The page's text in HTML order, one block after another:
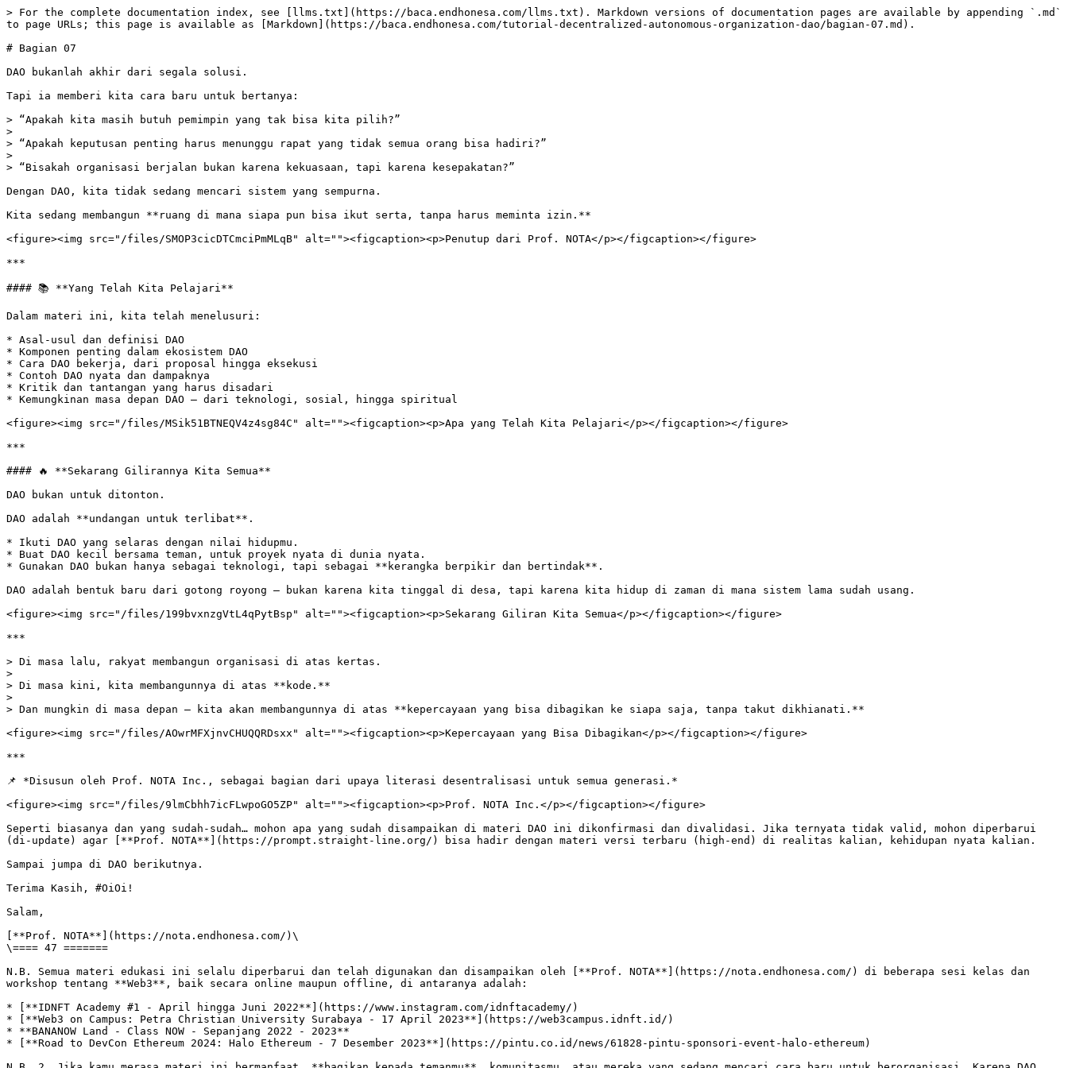
> For the complete documentation index, see [llms.txt](https://baca.endhonesa.com/llms.txt). Markdown versions of documentation pages are available by appending `.md`
to page URLs; this page is available as [Markdown](https://baca.endhonesa.com/tutorial-decentralized-autonomous-organization-dao/bagian-07.md).
# Bagian 07
DAO bukanlah akhir dari segala solusi.
Tapi ia memberi kita cara baru untuk bertanya:
> “Apakah kita masih butuh pemimpin yang tak bisa kita pilih?”
>
> “Apakah keputusan penting harus menunggu rapat yang tidak semua orang bisa hadiri?”
>
> “Bisakah organisasi berjalan bukan karena kekuasaan, tapi karena kesepakatan?”
Dengan DAO, kita tidak sedang mencari sistem yang sempurna.
Kita sedang membangun **ruang di mana siapa pun bisa ikut serta, tanpa harus meminta izin.**
<figure><img src="/files/SMOP3cicDTCmciPmMLqB" alt=""><figcaption><p>Penutup dari Prof. NOTA</p></figcaption></figure>
***
#### 📚 **Yang Telah Kita Pelajari**
Dalam materi ini, kita telah menelusuri:
* Asal-usul dan definisi DAO
* Komponen penting dalam ekosistem DAO
* Cara DAO bekerja, dari proposal hingga eksekusi
* Contoh DAO nyata dan dampaknya
* Kritik dan tantangan yang harus disadari
* Kemungkinan masa depan DAO — dari teknologi, sosial, hingga spiritual
<figure><img src="/files/MSik51BTNEQV4z4sg84C" alt=""><figcaption><p>Apa yang Telah Kita Pelajari</p></figcaption></figure>
***
#### 🔥 **Sekarang Gilirannya Kita Semua**
DAO bukan untuk ditonton.
DAO adalah **undangan untuk terlibat**.
* Ikuti DAO yang selaras dengan nilai hidupmu.
* Buat DAO kecil bersama teman, untuk proyek nyata di dunia nyata.
* Gunakan DAO bukan hanya sebagai teknologi, tapi sebagai **kerangka berpikir dan bertindak**.
DAO adalah bentuk baru dari gotong royong — bukan karena kita tinggal di desa, tapi karena kita hidup di zaman di mana sistem lama sudah usang.
<figure><img src="/files/199bvxnzgVtL4qPytBsp" alt=""><figcaption><p>Sekarang Giliran Kita Semua</p></figcaption></figure>
***
> Di masa lalu, rakyat membangun organisasi di atas kertas.
>
> Di masa kini, kita membangunnya di atas **kode.**
>
> Dan mungkin di masa depan — kita akan membangunnya di atas **kepercayaan yang bisa dibagikan ke siapa saja, tanpa takut dikhianati.**
<figure><img src="/files/AOwrMFXjnvCHUQQRDsxx" alt=""><figcaption><p>Kepercayaan yang Bisa Dibagikan</p></figcaption></figure>
***
📌 *Disusun oleh Prof. NOTA Inc., sebagai bagian dari upaya literasi desentralisasi untuk semua generasi.*
<figure><img src="/files/9lmCbhh7icFLwpoGO5ZP" alt=""><figcaption><p>Prof. NOTA Inc.</p></figcaption></figure>
Seperti biasanya dan yang sudah-sudah… mohon apa yang sudah disampaikan di materi DAO ini dikonfirmasi dan divalidasi. Jika ternyata tidak valid, mohon diperbarui
(di-update) agar [**Prof. NOTA**](https://prompt.straight-line.org/) bisa hadir dengan materi versi terbaru (high-end) di realitas kalian, kehidupan nyata kalian.
Sampai jumpa di DAO berikutnya.
Terima Kasih, #OiOi!
Salam,
[**Prof. NOTA**](https://nota.endhonesa.com/)\
\==== 47 =======
N.B. Semua materi edukasi ini selalu diperbarui dan telah digunakan dan disampaikan oleh [**Prof. NOTA**](https://nota.endhonesa.com/) di beberapa sesi kelas dan
workshop tentang **Web3**, baik secara online maupun offline, di antaranya adalah:
* [**IDNFT Academy #1 - April hingga Juni 2022**](https://www.instagram.com/idnftacademy/)
* [**Web3 on Campus: Petra Christian University Surabaya - 17 April 2023**](https://web3campus.idnft.id/)
* **BANANOW Land - Class NOW - Sepanjang 2022 - 2023**
* [**Road to DevCon Ethereum 2024: Halo Ethereum - 7 Desember 2023**](https://pintu.co.id/news/61828-pintu-sponsori-event-halo-ethereum)